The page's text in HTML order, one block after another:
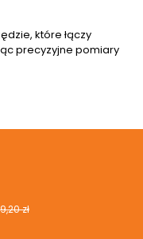
które łączy
precyzyjne pomiary
zł